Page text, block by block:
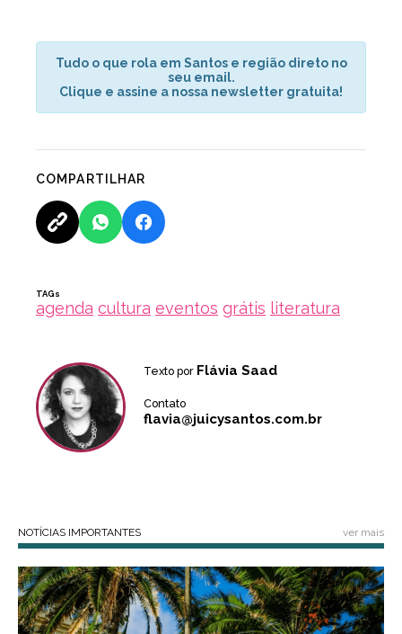
Tudo o que rola em Santos e região direto no
seu email.
Clique e assine a nossa newsletter gratuita!
COMPARTILHAR
TAGs
agenda cultura eventos grátis literatura
Texto por Flávia Saad
Contato
flavia@juicysantos.com.br
NOTÍCIAS IMPORTANTES ver mais